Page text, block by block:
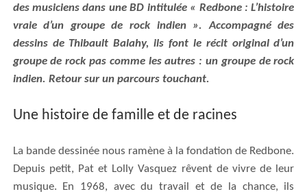
des musiciens dans une BD intitulée « Redbone : L’histoire
vraie d’un groupe de rock indien ». Accompagné des
dessins de Thibault Balahy, ils font le récitoriginal d’un
groupe de rock pas comme les autres : un groupe de rock
indien. Retour sur un parcours touchant.
Une histoire de famille et de racines
La bande dessinée nous ramène à la fondation de Redbone.
Depuis petit, Pat et Lolly Vasquez rêvent de vivre de leur
musique. En 1968, avec du travail et de la chance, ils